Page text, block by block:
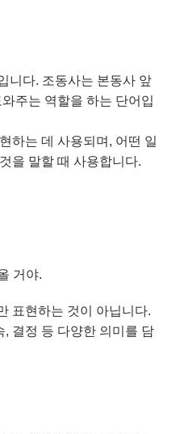
니다. 조동사는 본동사 앞
주는 역할을 하는 단어입
하는 데 사용되며, 어떤 일
을 말할 때 사용합니다.
거야.
표현하는 것이 아닙니다.
, 결정 등 다양한 의미를 담